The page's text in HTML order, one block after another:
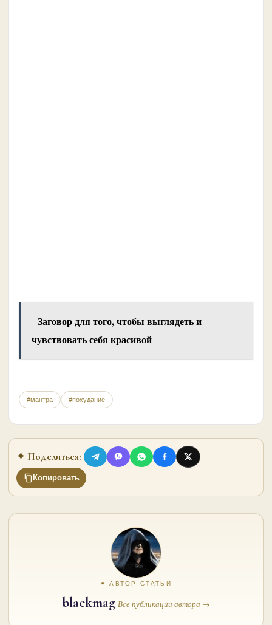
Заговор для того, чтобы выглядеть и
чувствовать себя красивой
#мантра #похудание
✦ Поделиться:
Копировать
✦ АВТОР СТАТЬИ
blackmag Все публикации автора →